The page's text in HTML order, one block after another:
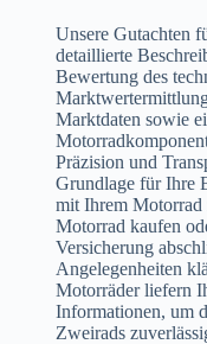
Unsere Gutachten
detaillierte
Bewertung des
Marktdaten sowie
Präzision und
Grundlage für Ihre
mit Ihrem Motorrad
Motorrad kaufen
Versicherung
Angelegenheiten
Motorräder liefern
Informationen, um
Zweirads